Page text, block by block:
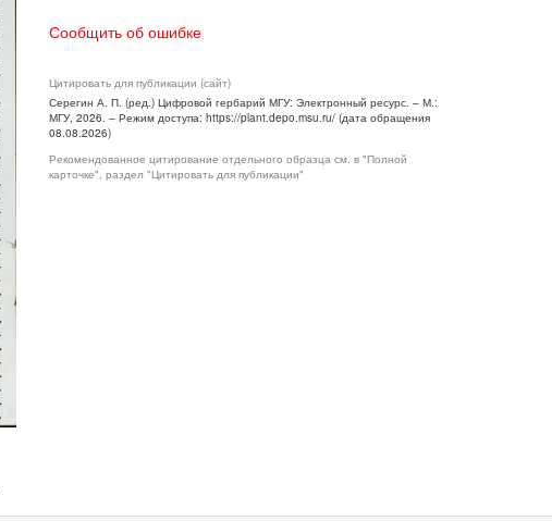
Сообщить об ошибке
Цитировать для публикации (сайт)
Серегин А. П. (ред.) Цифровой гербарий МГУ: Электронный ресурс. – М.:
МГУ, 2026. – Режим доступа: https://plant.depo.msu.ru/ (дата обращения
08.08.2026)
Рекомендованное цитирование отдельного образца см. в "Полной
карточке", раздел "Цитировать для публикации"